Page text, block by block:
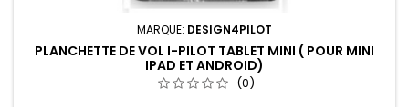
MARQUE: DESIGN4PILOT
PLANCHETTE DE VOL I-PILOT TABLET MINI ( POUR MINI
IPAD ET ANDROID)
(0)